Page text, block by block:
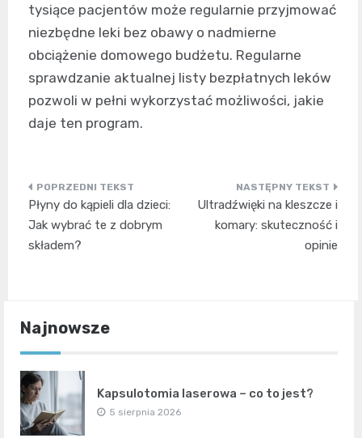
tysiące pacjentów może regularnie przyjmować
niezbędne leki bez obawy o nadmierne
obciążenie domowego budżetu. Regularne
sprawdzanie aktualnej listy bezpłatnych leków
pozwoli w pełni wykorzystać możliwości, jakie
daje ten program.
Nawigacja
wpisu
Płyny do kąpieli dla dzieci:
Jak wybrać te z dobrym
składem?
Ultradźwięki na kleszcze i
komary: skuteczność i
opinie
Najnowsze
Kapsulotomia laserowa – co to jest?
5 sierpnia 2026